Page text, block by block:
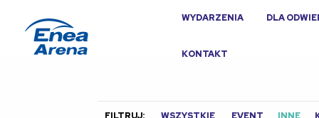
WYDARZENIA DLA
KONTAKT